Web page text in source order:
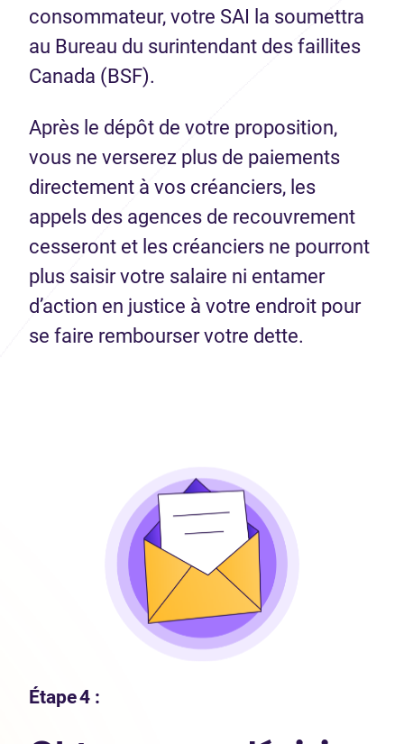
consommateur, votre SAI la soumettra
au Bureau du surintendant des faillites
Canada (BSF).
Après le dépôt de votre proposition,
vous ne verserez plus de paiements
directement à vos créanciers, les
appels des agences de recouvrement
cesseront et les créanciers ne pourront
plus saisir votre salaire ni entamer
d’action en justice à votre endroit pour
se faire rembourser votre dette.
Étape 4 :